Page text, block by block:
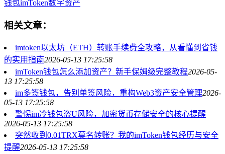
钱包imToken数字资产
相关文章：
imtoken以太坊（ETH）转账手续费全攻略，从看懂到省钱
的实用指南2026-05-13 17:25:58
imToken钱包怎么添加资产？新手保姆级完整教程2026-05-
13 17:25:58
im多签钱包，告别单签风险，重构Web3资产安全管理2026-
05-13 17:25:58
警惕im冷钱包盗U风险，加密货币存储安全的核心提醒
2026-05-13 17:25:58
突然收到0.01TRX莫名转账？我的imToken钱包经历与安全
提醒2026-05-13 17:25:58